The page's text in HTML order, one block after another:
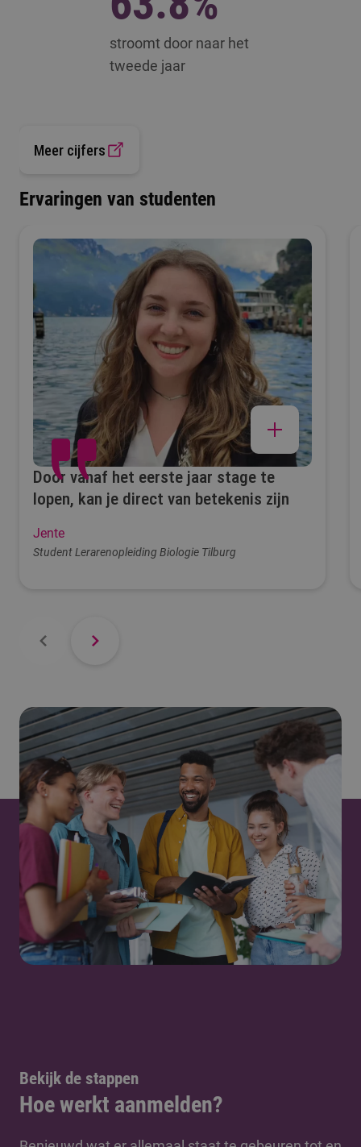
stroomt door naar het
tweede jaar
Meer cijfers
Ervaringen van studenten
Door vanaf het eerste jaar stage te
lopen, kan je direct van betekenis zijn
Jente
Student Lerarenopleiding Biologie Tilburg
Bekijk de stappen
Hoe werkt aanmelden?